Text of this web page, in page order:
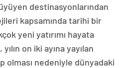
destinasyonlarından
kapsamında tarihi bir
yeni yatırımı hayata
on iki ayına yayılan
olması nedeniyle dünyadaki